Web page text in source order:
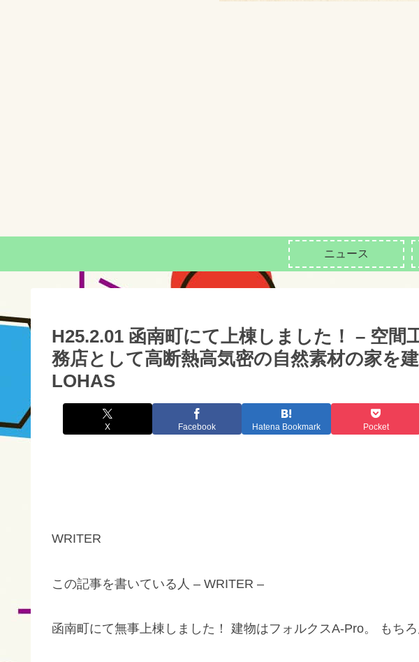
ニュース
H25.2.01 函南町にて上棟しました！ – 空間
務店として高断熱高気密の自然素材の家を
LOHAS
X Facebook Hatena Bookmark Pocket
WRITER
この記事を書いている人 – WRITER –
函南町にて無事上棟しました！ 建物はフォルクスA-Pro。 もち